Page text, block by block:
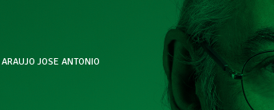
JOSE ANTONIO